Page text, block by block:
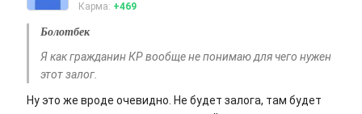
Карма: +469
Болотбек
Я как гражданин КР вообще не понимаю для чего нужен
этот залог.
Ну это же вроде очевидно. Не будет залога, там будет